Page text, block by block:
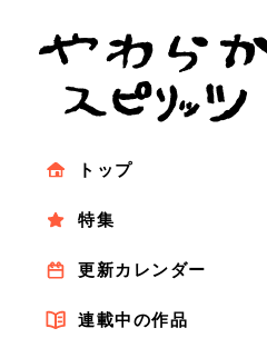
トップ
特集
更新カレンダー
連載中の作品